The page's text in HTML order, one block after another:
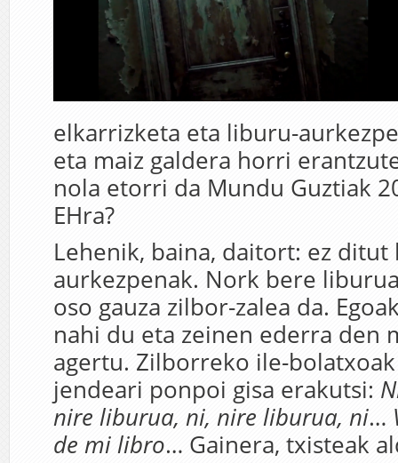
elkarrizketa eta liburu-
eta maiz galdera horri
nola etorri da Mundu Guztiak
EHra?
Lehenik, baina, daitort: ez ditut
aurkezpenak. Nork bere
oso gauza zilbor-zalea da.
nahi du eta zeinen ederra den
agertu. Zilborreko ile-
jendeari ponpoi gisa erakutsi:
nire liburua, ni, nire liburua, ni…
de mi libro… Gainera, txisteak